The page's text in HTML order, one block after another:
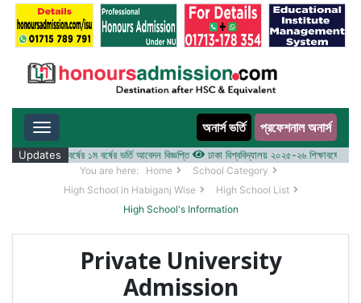
Toggle navigation অনার্স ভর্তি প্রফেশনাল অনার্স
Updates
২০২৫-২৬ শিক্ষাবর্ষের ১ম বর্ষের ভর্তি আবেদন বিজ্ঞপ্তি ঢাকা বিশ্ববিদ্যালয় ২০২৫-২৬ শিক্ষাবর্ষে
You are here: Home
School Category
High School in Habiganj Wise
High School List
High School's Information
Private University
Admission